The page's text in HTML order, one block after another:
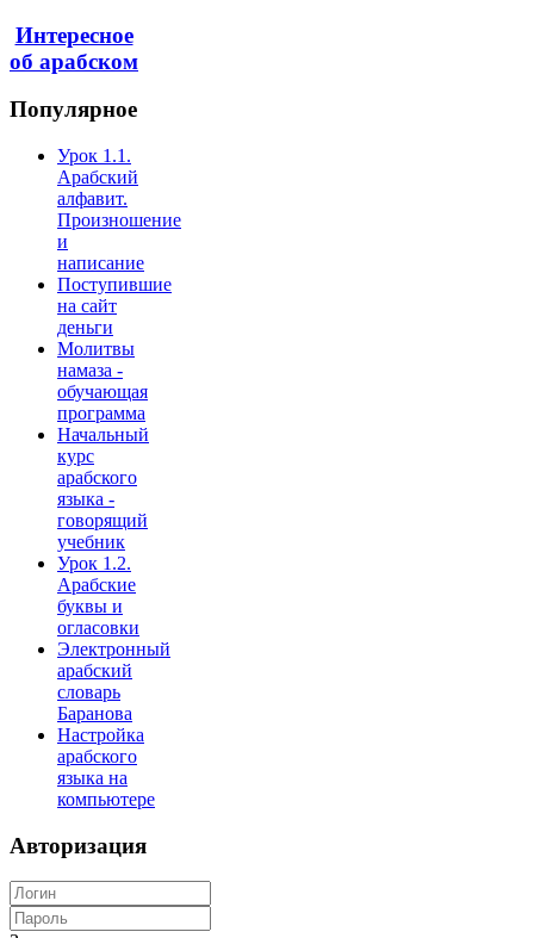
Интересное
об арабском
Популярное
Урок 1.1.
Арабский
алфавит.
Произношение
и
написание
Поступившие
на сайт
деньги
Молитвы
намаза -
обучающая
программа
Начальный
курс
арабского
языка -
говорящий
учебник
Урок 1.2.
Арабские
буквы и
огласовки
Электронный
арабский
словарь
Баранова
Настройка
арабского
языка на
компьютере
Авторизация